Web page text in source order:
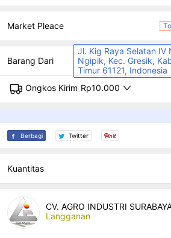
Market Pleace
Barang Dari
Jl. Kig Raya Selatan IV
Ngipik, Kec. Gresik,
Timur 61121, Indonesia
Ongkos Kirim Rp10.000
Berbagi Twitter
Kuantitas
CV. AGRO INDUSTRI
Langganan